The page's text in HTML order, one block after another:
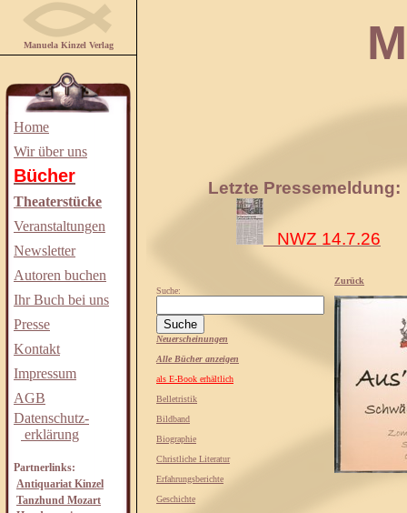
Manuela Kinzel Verlag
Home
Wir über uns
Bücher
Theaterstücke
Veranstaltungen
Newsletter
Autoren buchen
Ihr Buch bei uns
Presse
Kontakt
Impressum
AGB
Datenschutz-
erklärung
Partnerlinks:
Antiquariat Kinzel
Tanzhund Mozart
Letzte Pressemeldung:
NWZ 14.7.26
Suche:
Neuerscheinungen
Alle Bücher anzeigen
als E-Book erhältlich
Belletristik
Bildband
Biographie
Christliche Literatur
Erfahrungsberichte
Geschichte
Zurück